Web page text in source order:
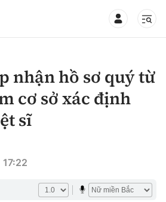
nhận hồ sơ quý từ
cơ sở xác định
sĩ